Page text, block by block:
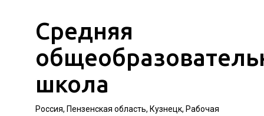
Средняя
школа
Россия, Пензенская область, Кузнецк, Рабочая